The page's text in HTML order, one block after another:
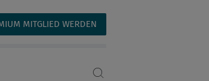
MITGLIED WERDEN